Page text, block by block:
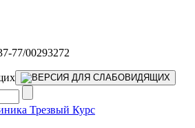
77/00293272